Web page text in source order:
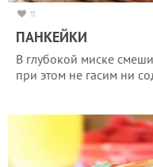
11
ПАНКЕЙКИ
В глубокой миске
при этом не гасим ни